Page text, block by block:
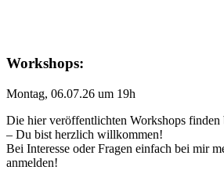
Workshops:
Montag, 06.07.26 um 19h
Die hier veröffentlichten Workshops
– Du bist herzlich willkommen!
Bei Interesse oder Fragen einfach bei mir
anmelden!